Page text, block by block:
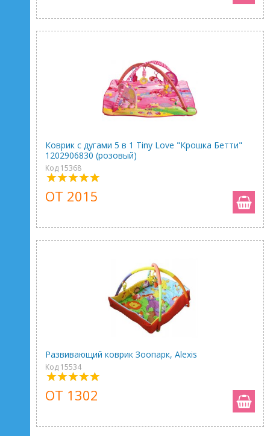
Коврик с дугами 5 в 1 Tiny Love "Крошка Бетти"
1202906830 (розовый)
Код 15368
ОТ 2015
Развивающий коврик Зоопарк, Alexis
Код 15534
ОТ 1302